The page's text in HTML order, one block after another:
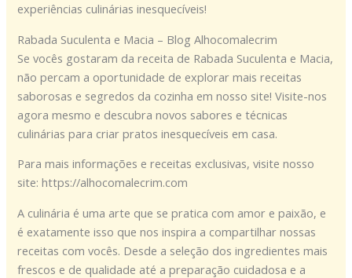
experiências culinárias inesquecíveis!
Rabada Suculenta e Macia – Blog Alhocomalecrim
Se vocês gostaram da receita de Rabada Suculenta e Macia,
não percam a oportunidade de explorar mais receitas
saborosas e segredos da cozinha em nosso site! Visite-nos
agora mesmo e descubra novos sabores e técnicas
culinárias para criar pratos inesquecíveis em casa.
Para mais informações e receitas exclusivas, visite nosso
site: https://alhocomalecrim.com
A culinária é uma arte que se pratica com amor e paixão, e
é exatamente isso que nos inspira a compartilhar nossas
receitas com vocês. Desde a seleção dos ingredientes mais
frescos e de qualidade até a preparação cuidadosa e a